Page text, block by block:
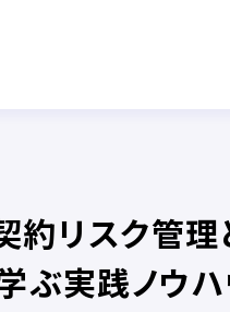
約リスク管
ぶ実践ノウ